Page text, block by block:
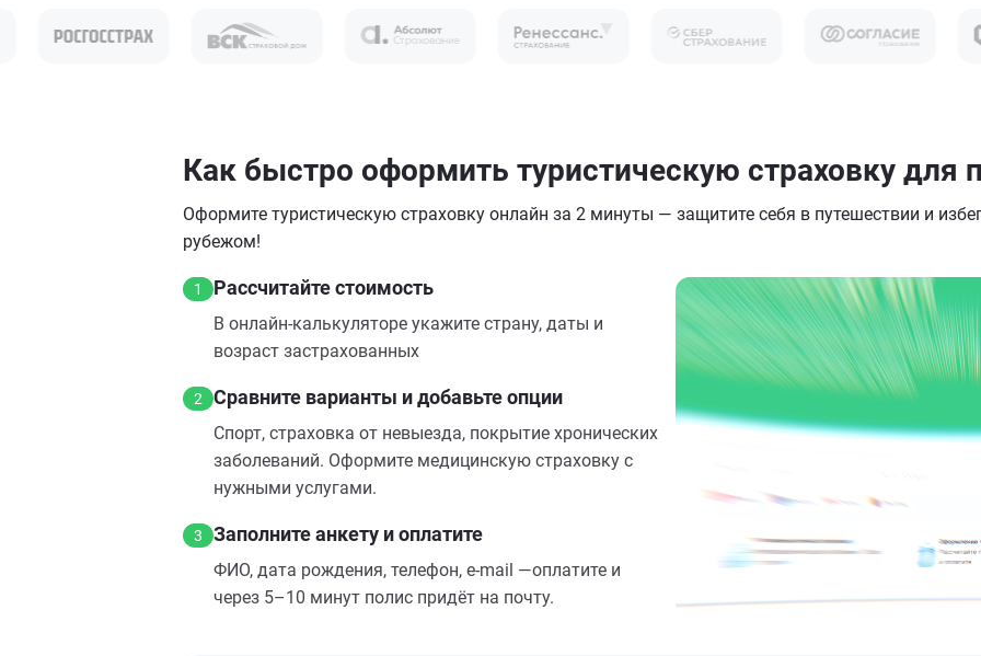
Как быстро оформить туристическую страховку для
Оформите туристическую страховку онлайн за 2 минуты — защитите себя в путешествии и
рубежом!
1 Рассчитайте стоимость
В онлайн‑калькуляторе укажите страну, даты и
возраст застрахованных
2 Сравните варианты и добавьте опции
Спорт, страховка от невыезда, покрытие хронических
заболеваний. Оформите медицинскую страховку с
нужными услугами.
3 Заполните анкету и оплатите
ФИО, дата рождения, телефон, e‑mail —оплатите и
через 5–10 минут полис придёт на почту.